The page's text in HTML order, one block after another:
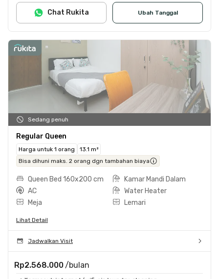
Ubah Tanggal
Chat Rukita
Sedang penuh
Regular Queen
Harga untuk 1 orang
13.1 m²
Bisa dihuni maks. 2 orang dgn tambahan biaya
Queen Bed 160x200 cm
Kamar Mandi Dalam
AC
Water Heater
Meja
Lemari
Lihat Detail
Jadwalkan Visit
Rp2.568.000 /bulan